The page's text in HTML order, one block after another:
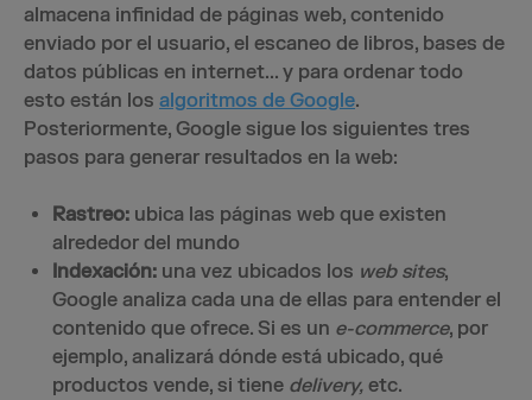
almacena infinidad de páginas web, contenido
enviado por el usuario, el escaneo de libros, bases de
datos públicas en internet... y para ordenar todo
esto están los algoritmos de Google.
Posteriormente, Google sigue los siguientes tres
pasos para generar resultados en la web:
Rastreo: ubica las páginas web que existen
alrededor del mundo
Indexación: una vez ubicados los web sites,
Google analiza cada una de ellas para entender el
contenido que ofrece. Si es un e-commerce, por
ejemplo, analizará dónde está ubicado, qué
productos vende, si tiene delivery, etc.